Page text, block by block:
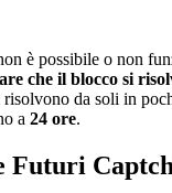
è possibile o non
che il blocco si
risolvono da soli in
a 24 ore.
Futuri